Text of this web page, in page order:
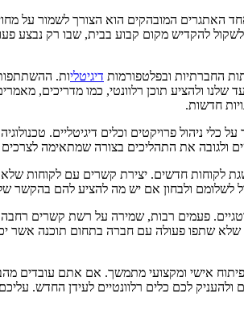
המובהקים הוא הצורך לשמור על
לשקול להקדיש מקום קבוע בבית, שבו רק
החברתיות ובפלטפורמות דיגיטליות. ההשתתפות
ולהציע תוכן רלוונטי, כמו מדריכים,
חדשות.
ניהול פרויקטים וכלים דיגיטליים.
ולגובה את התהליכים בצורה שמתאימה
לקוחות חדשים. יצירת קשרים עם לקוחות שלא
לשלומם ולבחון אם יש מה להציע להם בהקשר
פעמים רבות, שמירה על רשת קשרים רחבה
פעולה עם חברה בתחום תוכנה אשר
אישי ומקצועי מתמשך. אם אתם עובדים
ולהעניק לכם כלים רלוונטיים לעידן החדש.